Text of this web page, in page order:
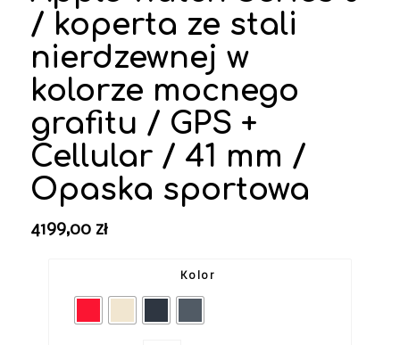
/ koperta ze stali
nierdzewnej w
kolorze mocnego
grafitu / GPS +
Cellular / 41 mm /
Opaska sportowa
4199,00 zł
Kolor